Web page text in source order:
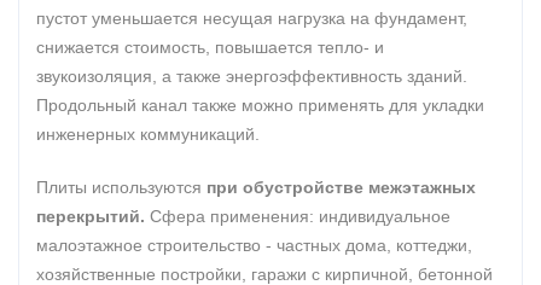
пустот уменьшается несущая нагрузка на фундамент,
снижается стоимость, повышается тепло- и
звукоизоляция, а также энергоэффективность зданий.
Продольный канал также можно применять для укладки
инженерных коммуникаций.
Плиты используются при обустройстве межэтажных
перекрытий. Сфера применения: индивидуальное
малоэтажное строительство - частных дома, коттеджи,
хозяйственные постройки, гаражи с кирпичной, бетонной